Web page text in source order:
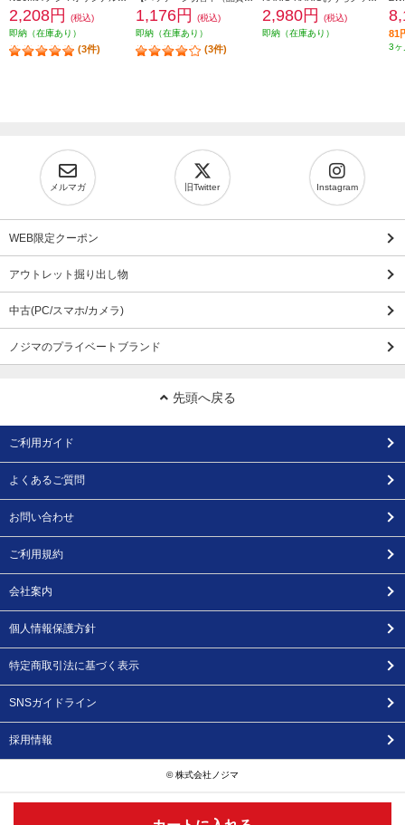
2,208円
(税込)
即納（在庫あり）
(3件)
1,176円
(税込)
即納（在庫あり）
(3件)
2,980円
(税込)
即納（在庫あり）
81
3ヶ
メルマガ 旧Twitter Instagram
WEB限定クーポン
アウトレット掘り出し物
中古(PC/スマホ/カメラ)
ノジマのプライベートブランド
先頭へ戻る
ご利用ガイド
よくあるご質問
お問い合わせ
ご利用規約
会社案内
個人情報保護方針
特定商取引法に基づく表示
SNSガイドライン
採用情報
© 株式会社ノジマ